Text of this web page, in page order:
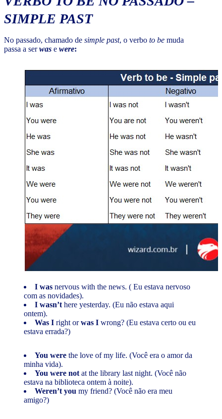
SIMPLE PAST
No passado, chamado de simple past, o verbo to be muda
passa a serwas e were:
I was nervous with the news. ( Eu estava nervoso
com as novidades).
I wasn’t here yesterday. (Eu não estava aqui
ontem).
Was I right orwas I wrong? (Eu estava certo ou eu
estava errada?)
You were the love of my life. (Você era o amor da
minha vida).
You were not at the library last night. (Você não
estava na biblioteca ontem à noite).
Weren’t you my friend? (Você não era meu
amigo?)